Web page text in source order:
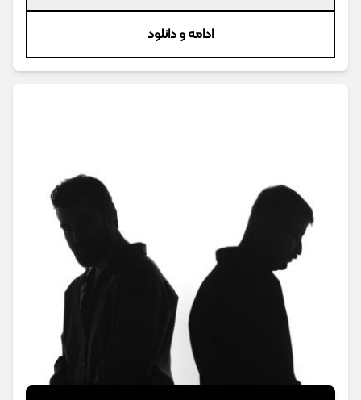
ادامه و دانلود